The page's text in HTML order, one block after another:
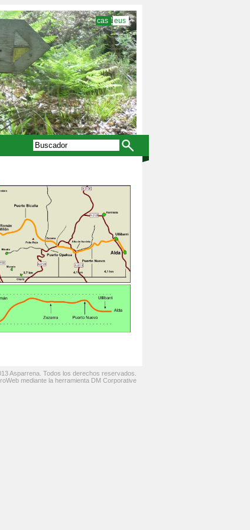
cas eus
Asparrena. Todos los derechos reservados.
mediante la herramienta DM Corporative